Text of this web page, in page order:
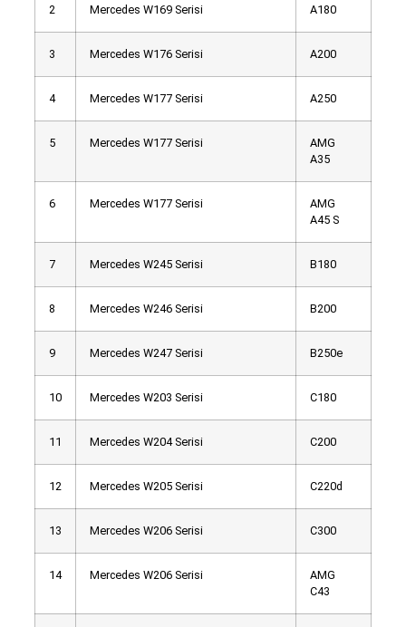
2 Mercedes W169 Serisi A180
3 Mercedes W176 Serisi A200
4 Mercedes W177 Serisi A250
5 Mercedes W177 Serisi
AMG
A35
6 Mercedes W177 Serisi
AMG
A45 S
7 Mercedes W245 Serisi B180
8 Mercedes W246 Serisi B200
9 Mercedes W247 Serisi B250e
10 Mercedes W203 Serisi C180
11 Mercedes W204 Serisi C200
12 Mercedes W205 Serisi C220d
13 Mercedes W206 Serisi C300
14 Mercedes W206 Serisi
AMG
C43